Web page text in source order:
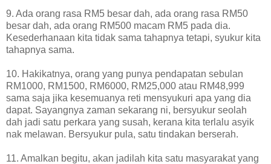
9. Ada orang rasa RM5 besar dah, ada orang rasa RM50
besar dah, ada orang RM500 macam RM5 pada dia.
Kesederhanaan kita tidak sama tahapnya tetapi, syukur kita
tahapnya sama.
10. Hakikatnya, orang yang punya pendapatan sebulan
RM1000, RM1500, RM6000, RM25,000 atau RM48,999
sama saja jika kesemuanya reti mensyukuri apa yang dia
dapat. Sayangnya zaman sekarang ni, bersyukur seolah
dah jadi satu perkara yang susah, kerana kita terlalu asyik
nak melawan. Bersyukur pula, satu tindakan berserah.
11. Amalkan begitu, akan jadilah kita satu masyarakat yang